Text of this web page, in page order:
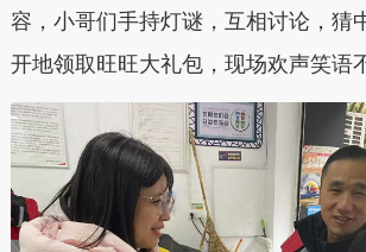
容，小哥们手持灯谜，互相讨论，猜
开地领取旺旺大礼包，现场欢声笑语